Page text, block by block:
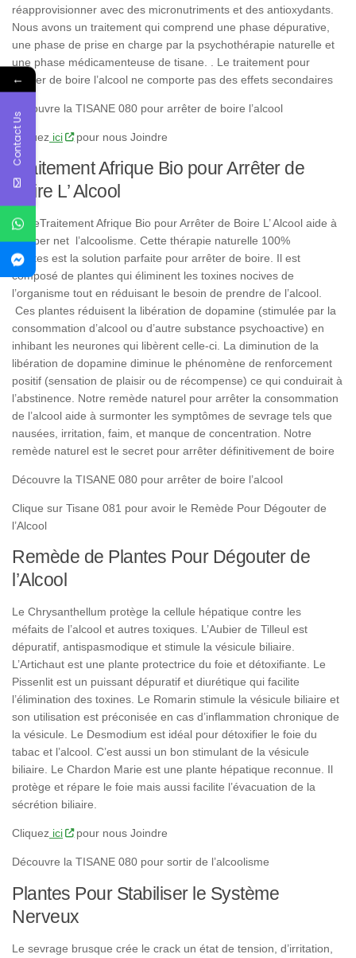
réapprovisionner avec des micronutriments et des antioxydants.
Nous avons un traitement qui comprend une phase dépurative,
une phase de prise en charge par la psychothérapie naturelle et
une phase médicamenteuse de tisane. . Le traitement pour
arrêter de boire l’alcool ne comporte pas des effets secondaires
Découvre la TISANE 080 pour arrêter de boire l’alcool
Cliquez ici pour nous Joindre
Traitement Afrique Bio pour Arrêter de
Boire L’ Alcool
NotreTraitement Afrique Bio pour Arrêter de Boire L’ Alcool aide à
stopper net l’alcoolisme. Cette thérapie naturelle 100%
plantes est la solution parfaite pour arrêter de boire. Il est
composé de plantes qui éliminent les toxines nocives de
l’organisme tout en réduisant le besoin de prendre de l’alcool.
Ces plantes réduisent la libération de dopamine (stimulée par la
consommation d’alcool ou d’autre substance psychoactive) en
inhibant les neurones qui libèrent celle-ci. La diminution de la
libération de dopamine diminue le phénomène de renforcement
positif (sensation de plaisir ou de récompense) ce qui conduirait à
l’abstinence. Notre remède naturel pour arrêter la consommation
de l’alcool aide à surmonter les symptômes de sevrage tels que
nausées, irritation, faim, et manque de concentration. Notre
remède naturel est le secret pour arrêter définitivement de boire
Découvre la TISANE 080 pour arrêter de boire l’alcool
Clique sur Tisane 081 pour avoir le Remède Pour Dégouter de
l’Alcool
Remède de Plantes Pour Dégouter de
l’Alcool
Le Chrysanthellum protège la cellule hépatique contre les
méfaits de l’alcool et autres toxiques. L’Aubier de Tilleul est
dépuratif, antispasmodique et stimule la vésicule biliaire.
L’Artichaut est une plante protectrice du foie et détoxifiante. Le
Pissenlit est un puissant dépuratif et diurétique qui facilite
l’élimination des toxines. Le Romarin stimule la vésicule biliaire et
son utilisation est préconisée en cas d’inflammation chronique de
la vésicule. Le Desmodium est idéal pour détoxifier le foie du
tabac et l’alcool. C’est aussi un bon stimulant de la vésicule
biliaire. Le Chardon Marie est une plante hépatique reconnue. Il
protège et répare le foie mais aussi facilite l’évacuation de la
sécrétion biliaire.
Cliquez ici pour nous Joindre
Découvre la TISANE 080 pour sortir de l’alcoolisme
Plantes Pour Stabiliser le Système
Nerveux
Le sevrage brusque crée le crack un état de tension, d’irritation,
←
Contact Us